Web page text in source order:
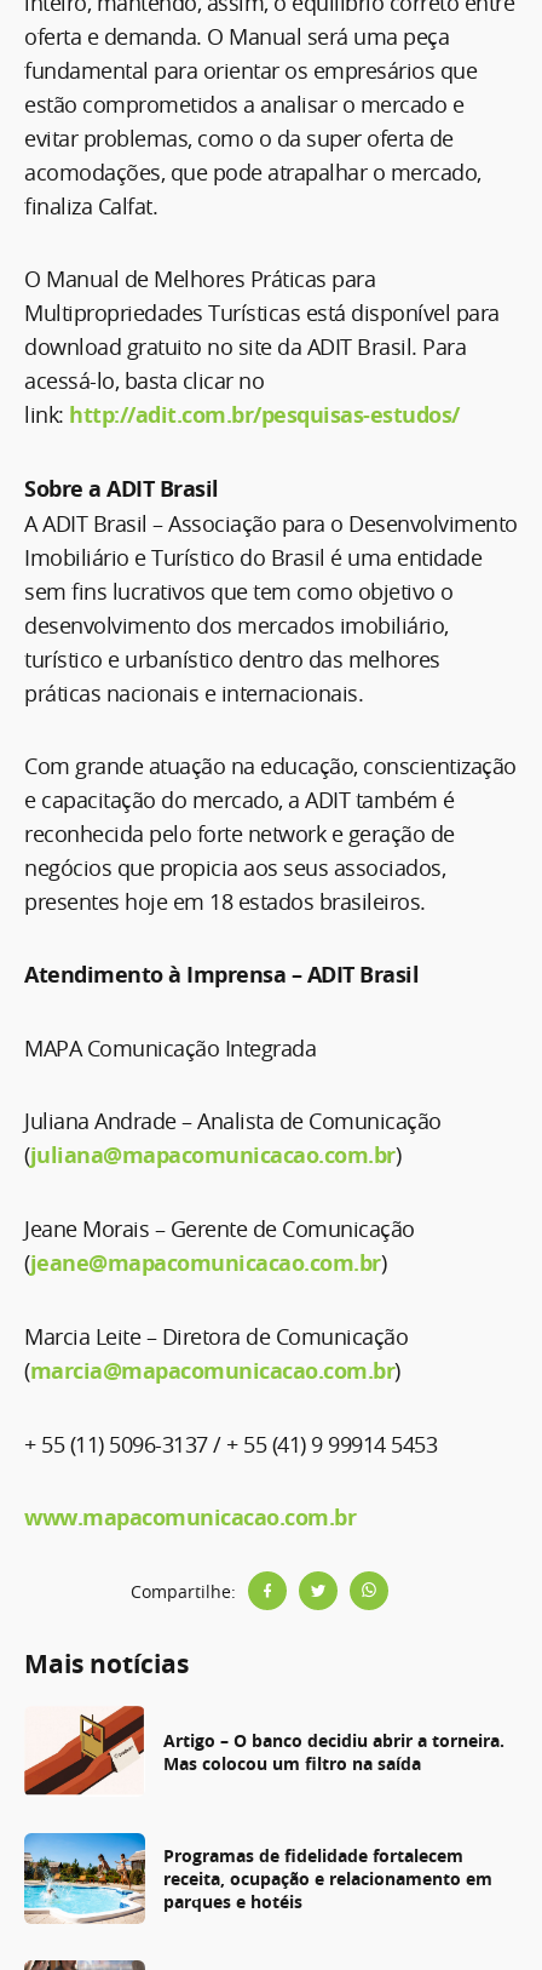
oferta e demanda. O Manual será uma peça
fundamental para orientar os empresários que
estão comprometidos a analisar o mercado e
evitar problemas, como o da super oferta de
acomodações, que pode atrapalhar o mercado,
finaliza Calfat.
O Manual de Melhores Práticas para
Multipropriedades Turísticas está disponível para
download gratuito no site da ADIT Brasil. Para
acessá-lo, basta clicar no
link: http://adit.com.br/pesquisas-estudos/
Sobre a ADIT Brasil
A ADIT Brasil – Associação para o Desenvolvimento
Imobiliário e Turístico do Brasil é uma entidade
sem fins lucrativos que tem como objetivo o
desenvolvimento dos mercados imobiliário,
turístico e urbanístico dentro das melhores
práticas nacionais e internacionais.
Com grande atuação na educação, conscientização
e capacitação do mercado, a ADIT também é
reconhecida pelo forte network e geração de
negócios que propicia aos seus associados,
presentes hoje em 18 estados brasileiros.
Atendimento à Imprensa – ADIT Brasil
MAPA Comunicação Integrada
Juliana Andrade – Analista de Comunicação
(juliana@mapacomunicacao.com.br)
Jeane Morais – Gerente de Comunicação
(jeane@mapacomunicacao.com.br)
Marcia Leite – Diretora de Comunicação
(marcia@mapacomunicacao.com.br)
+ 55 (11) 5096-3137 / + 55 (41) 9 99914 5453
www.mapacomunicacao.com.br
Compartilhe:
Mais notícias
Artigo – O banco decidiu abrir a torneira.
Mas colocou um filtro na saída
Programas de fidelidade fortalecem
receita, ocupação e relacionamento em
parques e hotéis